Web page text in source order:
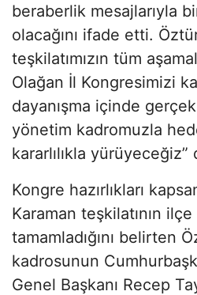
beraberlik mesajlarıyla
olacağını ifade etti.
teşkilatımızın tüm
Olağan İl Kongresimizi
dayanışma içinde
yönetim kadromuzla
kararlılıkla yürüyeceğiz”
Kongre hazırlıkları
Karaman teşkilatının
tamamladığını belirten
kadrosunun
Genel Başkanı Recep